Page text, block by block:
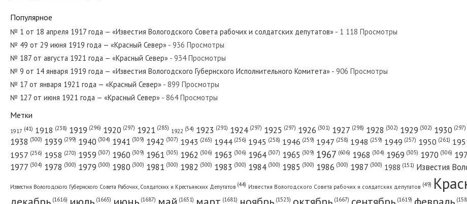
№ 126 от мая 1964 года — «Красный Север»
№ 45 от 26 февраля 1919 года — «Известия Вологодского Губернского Исполнительного Комитета»...
Популярное
№ 1 от 18 апреля 1917 года — «Известия Вологодского Совета рабочих и солдатских депутатов» - 1 118 Просмотры
№ 49 от 29 июня 1919 года — «Красный Север» - 936 Просмотры
№ 187 от августа 1921 года — «Красный Север» - 934 Просмотры
№ 9 от 14 января 1919 года — «Известия Вологодского Губернского Исполнительного Комитета» - 906 Просмотры
№ 17 от января 1921 года — «Красный Север» - 899 Просмотры
№ 127 от июня 1921 года — «Красный Север» - 864 Просмотры
Метки
1917 (41) 1918 (238) 1919 (296) 1920 (297) 1921 (285) 1922 (54) 1923 (291) 1924 (297) 1925 (297) 1926 (301) 1927 (298) 1928 (302) 1929 (302) 1930 (297)
1938 (300) 1939 (299) 1940 (304) 1941 (309) 1942 (307) 1943 (265) 1944 (256) 1945 (258) 1946 (259) 1947 (258) 1948 (259) 1949 (257) 1950 (261)
1957 (256) 1958 (270) 1959 (307) 1960 (309) 1961 (305) 1962 (306) 1963 (306) 1964 (307) 1965 (309) 1967 (606) 1968 (304) 1969 (305) 1970 (306)
1977 (304) 1978 (300) 1979 (300) 1980 (300) 1981 (300) 1982 (300) 1983 (300) 1984 (300) 1985 (300) 1986 (300) 1987 (300) 1988 (151) Известия
Известия Вологодского Губернского Совета Рабочих, Солдатских и Крестьянских Депутатов (44) Известия Вологодского Совета рабочих и солдатских депутатов (49)
(1616) (1665) (1687) (1651) (1681) (1523) (1667) (1619)